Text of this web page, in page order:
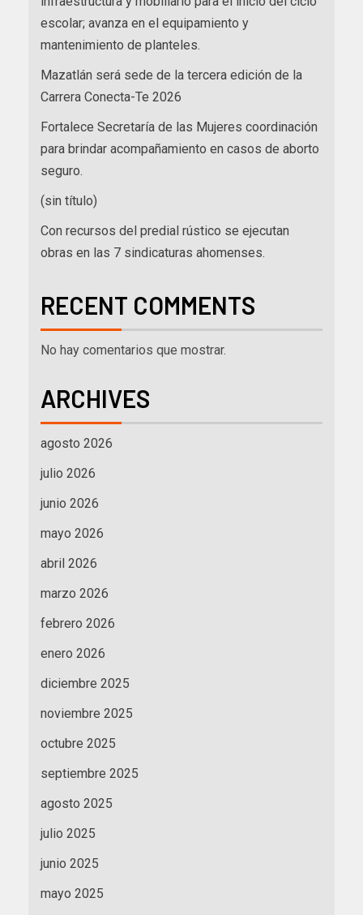
escolar; avanza en el equipamiento y
mantenimiento de planteles.
Mazatlán será sede de la tercera edición de la
Carrera Conecta-Te 2026
Fortalece Secretaría de las Mujeres coordinación
para brindar acompañamiento en casos de aborto
seguro.
(sin título)
Con recursos del predial rústico se ejecutan
obras en las 7 sindicaturas ahomenses.
RECENT COMMENTS
No hay comentarios que mostrar.
ARCHIVES
agosto 2026
julio 2026
junio 2026
mayo 2026
abril 2026
marzo 2026
febrero 2026
enero 2026
diciembre 2025
noviembre 2025
octubre 2025
septiembre 2025
agosto 2025
julio 2025
junio 2025
mayo 2025